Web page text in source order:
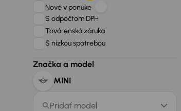
Nové v ponuke
S odpočtom DPH
Továrenská záruka
S nízkou spotrebou
Značka a model
MINI
Pridať model